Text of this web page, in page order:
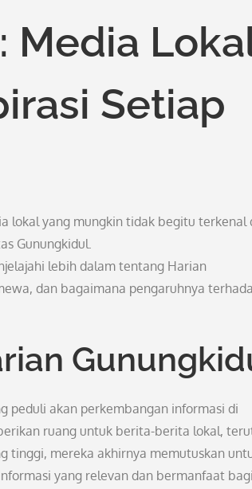
Media
Setiap
lokal yang mungkin tidak begitu terkenal
Gunungkidul.
lebih dalam tentang Harian
dan bagaimana pengaruhnya
peduli akan perkembangan informasi di
ruang untuk berita-berita lokal,
tinggi, mereka akhirnya memutuskan
yang relevan dan bermanfaat bagi